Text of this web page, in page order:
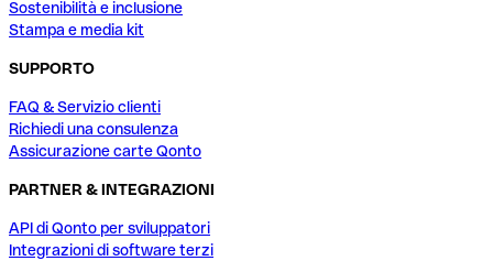
Sostenibilità e inclusione
Stampa e media kit
SUPPORTO
FAQ & Servizio clienti
Richiedi una consulenza
Assicurazione carte Qonto
PARTNER & INTEGRAZIONI
API di Qonto per sviluppatori
Integrazioni di software terzi